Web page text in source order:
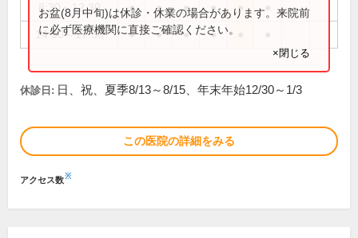
8:30～12:30 ● ● ● ● ●
14:30～17:30 ● ● ● ●
お盆(8月中旬)は休診・休業の場合があります。来院前
に必ず医療機関に直接ご確認ください。
×閉じる
休診日: 日、祝、夏季8/13～8/15、年末年始12/30～1/3
この医院の詳細をみる
アクセス数※